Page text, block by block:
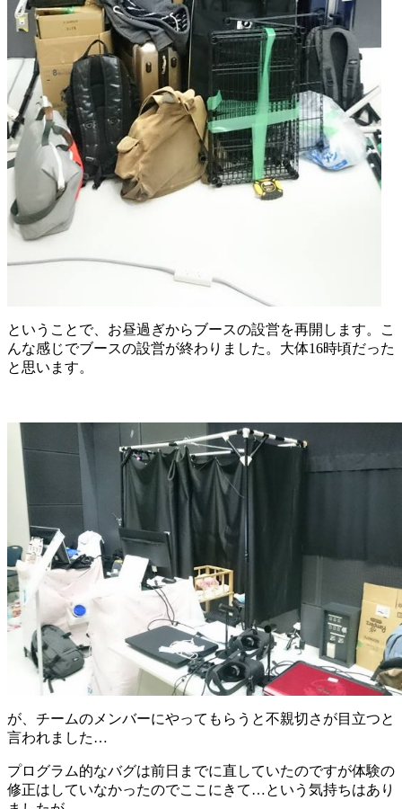
ということで、お昼過ぎからブースの設営を再開します。こ
んな感じでブースの設営が終わりました。大体16時頃だった
と思います。
が、チームのメンバーにやってもらうと不親切さが目立つと
言われました…
プログラム的なバグは前日までに直していたのですが体験の
修正はしていなかったのでここにきて…という気持ちはあり